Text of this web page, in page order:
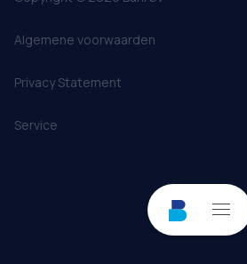
Algemene voorwaarden
Privacy Statement
Service